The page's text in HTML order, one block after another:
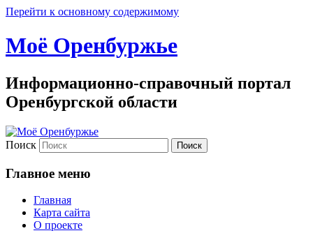
Перейти к основному содержимому
Моё Оренбуржье
Информационно-справочный портал
Оренбургской области
Поиск
Главное меню
Главная
Карта сайта
О проекте